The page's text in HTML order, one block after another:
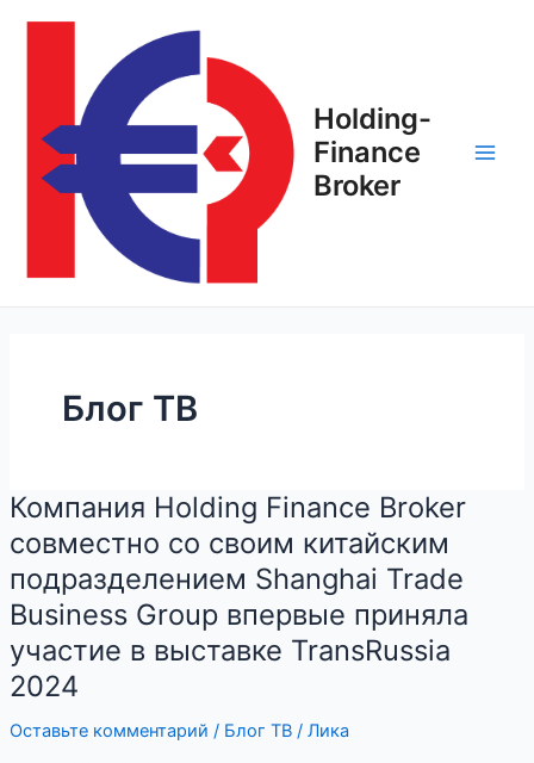
содержимому
Holding-
Finance
Broker
Блог ТВ
Компания Holding Finance Broker
совместно со своим китайским
подразделением Shanghai Trade
Business Group впервые приняла
участие в выставке TransRussia
2024
Оставьте комментарий / Блог ТВ/ Лика
Компания
Finance
Broker
совместно
со
своим
китайским
подразделением